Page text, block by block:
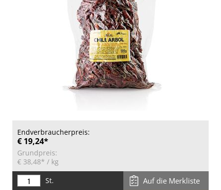
Endverbraucherpreis:
€ 19,24*
Grundpreis:
€ 38,48* / kg
St.
Auf die Merkliste